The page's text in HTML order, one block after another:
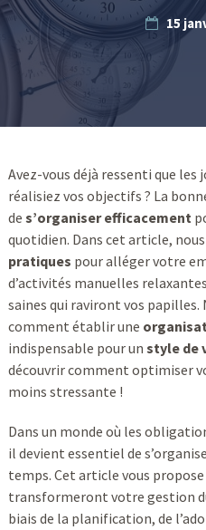
15
Avez-vous déjà ressenti que les
réalisiez vos objectifs ? La
de s’organiser efficacement
quotidien. Dans cet article,
pratiques pour alléger votre
d’activités manuelles
saines qui raviront vos
comment établir une
indispensable pour un style de
découvrir comment optimiser
moins stressante !
Dans un monde où les
il devient essentiel de
temps. Cet article vous propose
transformeront votre gestion
biais de la planification, de